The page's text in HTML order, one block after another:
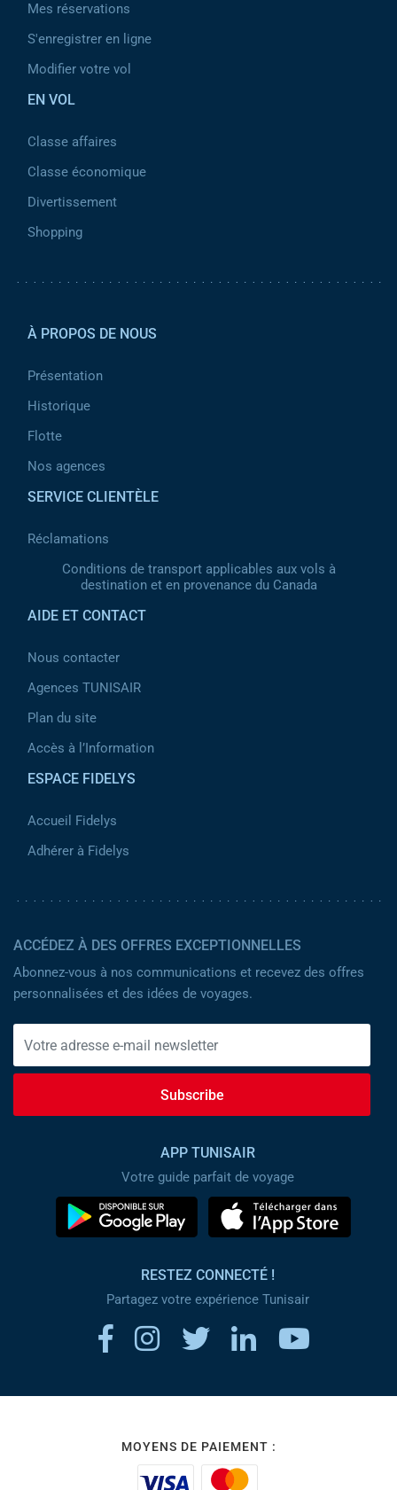
Mes réservations
S'enregistrer en ligne
Modifier votre vol
EN VOL
Classe affaires
Classe économique
Divertissement
Shopping
À PROPOS DE NOUS
Présentation
Historique
Flotte
Nos agences
SERVICE CLIENTÈLE
Réclamations
Conditions de transport applicables aux vols à
destination et en provenance du Canada
AIDE ET CONTACT
Nous contacter
Agences TUNISAIR
Plan du site
Accès à l’Information
ESPACE FIDELYS
Accueil Fidelys
Adhérer à Fidelys
ACCÉDEZ À DES OFFRES EXCEPTIONNELLES
Abonnez-vous à nos communications et recevez des offres
personnalisées et des idées de voyages.
Subscribe
APP TUNISAIR
Votre guide parfait de voyage
RESTEZ CONNECTÉ !
Partagez votre expérience Tunisair
MOYENS DE PAIEMENT :